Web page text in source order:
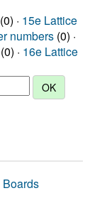
· 15e Lattice
numbers (0) ·
(0) · 16e Lattice